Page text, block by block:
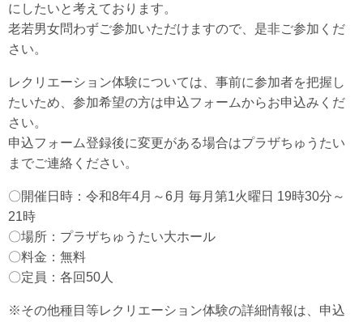
にしたいと考えております。
老若男女問わずご参加いただけますので、是非ご参加くだ
さい。
レクリエーション体験については、事前に参加者を把握し
たいため、参加希望の方は申込フォームからお申込みくだ
さい。
申込フォーム登録後に変更がある場合はプラザちゅうたい
までご連絡ください。
〇開催日時：令和8年4月～6月 毎月第1火曜日 19時30分～
21時
〇場所：プラザちゅうたい大ホール
〇料金：無料
〇定員：各回50人
※その他種目等レクリエーション体験の詳細情報は、申込